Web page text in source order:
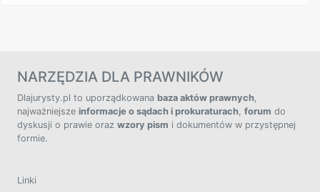
NARZĘDZIA DLA PRAWNIKÓW
Dlajurysty.pl to uporządkowana baza aktów prawnych,
najważniejsze informacje o sądach i prokuraturach, forum do
dyskusji o prawie oraz wzory pism i dokumentów w przystępnej
formie.
Linki